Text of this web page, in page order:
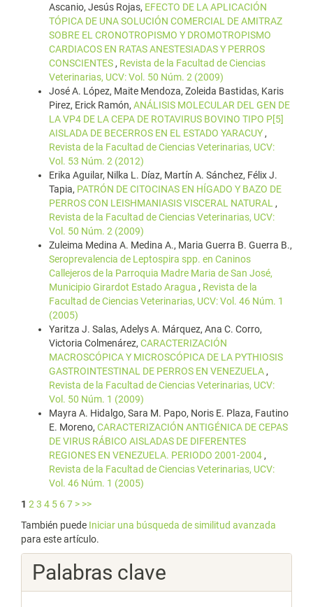
Ascanio, Jesús Rojas, EFECTO DE LA APLICACIÓN
TÓPICA DE UNA SOLUCIÓN COMERCIAL DE AMITRAZ
SOBRE EL CRONOTROPISMO Y DROMOTROPISMO
CARDIACOS EN RATAS ANESTESIADAS Y PERROS
CONSCIENTES , Revista de la Facultad de Ciencias
Veterinarias, UCV: Vol. 50 Núm. 2 (2009)
José A. López, Maite Mendoza, Zoleida Bastidas, Karis
Pirez, Erick Ramón, ANÁLISIS MOLECULAR DEL GEN DE
LA VP4 DE LA CEPA DE ROTAVIRUS BOVINO TIPO P[5]
AISLADA DE BECERROS EN EL ESTADO YARACUY ,
Revista de la Facultad de Ciencias Veterinarias, UCV:
Vol. 53 Núm. 2 (2012)
Erika Aguilar, Nilka L. Díaz, Martín A. Sánchez, Félix J.
Tapia, PATRÓN DE CITOCINAS EN HÍGADO Y BAZO DE
PERROS CON LEISHMANIASIS VISCERAL NATURAL ,
Revista de la Facultad de Ciencias Veterinarias, UCV:
Vol. 50 Núm. 2 (2009)
Zuleima Medina A. Medina A., Maria Guerra B. Guerra B.,
Seroprevalencia de Leptospira spp. en Caninos
Callejeros de la Parroquia Madre Maria de San José,
Municipio Girardot Estado Aragua , Revista de la
Facultad de Ciencias Veterinarias, UCV: Vol. 46 Núm. 1
(2005)
Yaritza J. Salas, Adelys A. Márquez, Ana C. Corro,
Victoria Colmenárez, CARACTERIZACIÓN
MACROSCÓPICA Y MICROSCÓPICA DE LA PYTHIOSIS
GASTROINTESTINAL DE PERROS EN VENEZUELA ,
Revista de la Facultad de Ciencias Veterinarias, UCV:
Vol. 50 Núm. 1 (2009)
Mayra A. Hidalgo, Sara M. Papo, Noris E. Plaza, Fautino
E. Moreno, CARACTERIZACIÓN ANTIGÉNICA DE CEPAS
DE VIRUS RÁBICO AISLADAS DE DIFERENTES
REGIONES EN VENEZUELA. PERIODO 2001-2004 ,
Revista de la Facultad de Ciencias Veterinarias, UCV:
Vol. 46 Núm. 1 (2005)
1 2 3 4 5 67 > >>
También puede Iniciar una búsqueda de similitud avanzada
para este artículo.
Palabras clave